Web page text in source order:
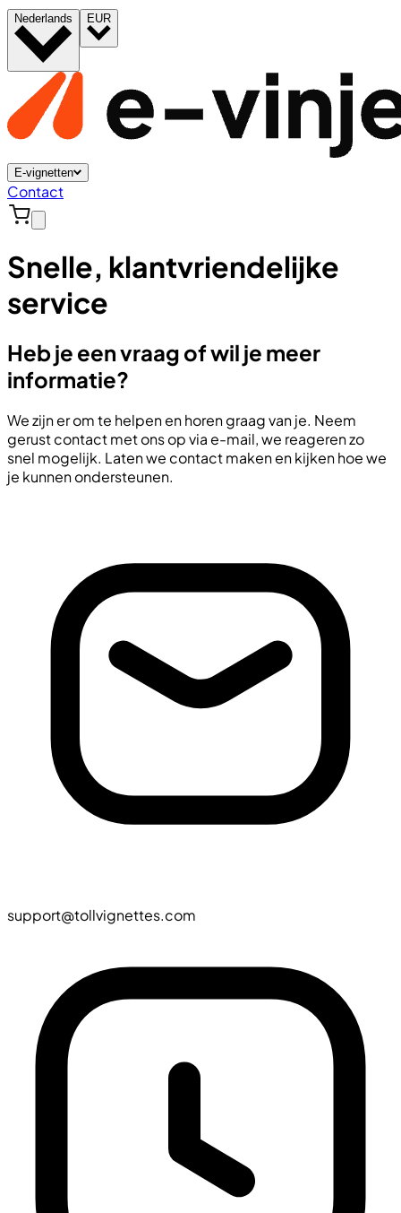
Nederlands EUR
E-vignetten
Contact
Snelle, klantvriendelijke
service
Heb je een vraag of wil je meer
informatie?
We zijn er om te helpen en horen graag van je. Neem
gerust contact met ons op via e-mail, we reageren zo
snel mogelijk. Laten we contact maken en kijken hoe we
je kunnen ondersteunen.
support@tollvignettes.com